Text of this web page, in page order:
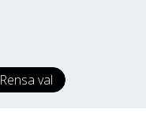
Rensa val